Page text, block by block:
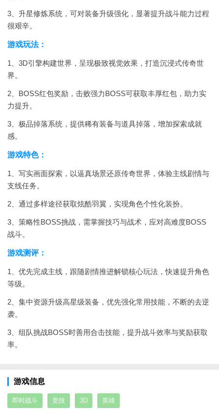
3、升星修炼系统，可对装备升级强化，显著提升战斗能力过程
很艰辛。
游戏玩法：
1、3D引擎构建世界，呈现极致视觉效果，打造沉浸式传奇世
界。
2、BOSS红包奖励，击败强力BOSS可获取丰厚红包，助力实
力提升。
3、极品掉落系统，提供稀有装备与道具掉落，增加探索成就
感。
游戏特色：
1、写实画面探索，以逼真场景还原传奇世界，体验主线剧情与
支线任务。
2、通过多样途径获取炫酷羽翼，实现角色个性化装扮。
3、策略性BOSS挑战，需掌握技巧与战术，应对高难度BOSS
战斗。
游戏测评：
1、优先完成主线，跟随剧情推进解锁核心玩法，快速提升角色
等级。
2、集中资源升级高星级装备，优先强化常用技能，不断的去逆
袭。
3、组队挑战BOSS时善用合击技能，提升战斗效率与奖励获取
率。
游戏信息
即时战斗 竞技 3D 英雄